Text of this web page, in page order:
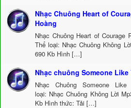
Nhạc Chuông Heart of
Hoàng
Nhạc Chuông Heart of Courage
Thể loại: Nhạc Chuông Không
690 Kb Hình […]
Nhạc chuông Someone Like
Nhạc Chuông Someone
loại: Nhạc Chuông Không Lời
Kb Hình thức: Tải […]